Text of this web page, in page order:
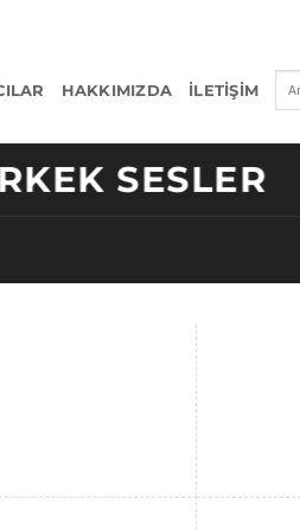
HAKKIMIZDA İLETIŞIM
SESLER